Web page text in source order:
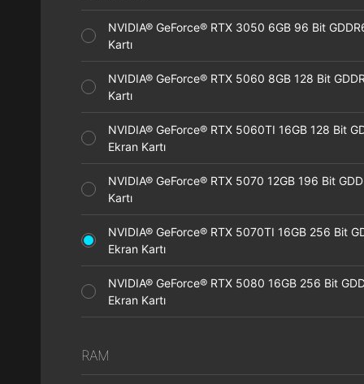
NVIDIA® GeForce® RTX 3050 6GB 96 Bit
Kartı
NVIDIA® GeForce® RTX 5060 8GB 128 Bit
Kartı
NVIDIA® GeForce® RTX 5060TI 16GB 128 Bit
Ekran Kartı
NVIDIA® GeForce® RTX 5070 12GB 196 Bit
Kartı
NVIDIA® GeForce® RTX 5070TI 16GB 256 Bit
Ekran Kartı
NVIDIA® GeForce® RTX 5080 16GB 256 Bit
Ekran Kartı
RAM